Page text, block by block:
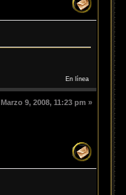
En línea
Marzo 9, 2008, 11:23 pm »